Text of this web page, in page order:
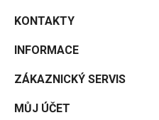
KONTAKTY
INFORMACE
ZÁKAZNICKÝ SERVIS
MŮJ ÚČET